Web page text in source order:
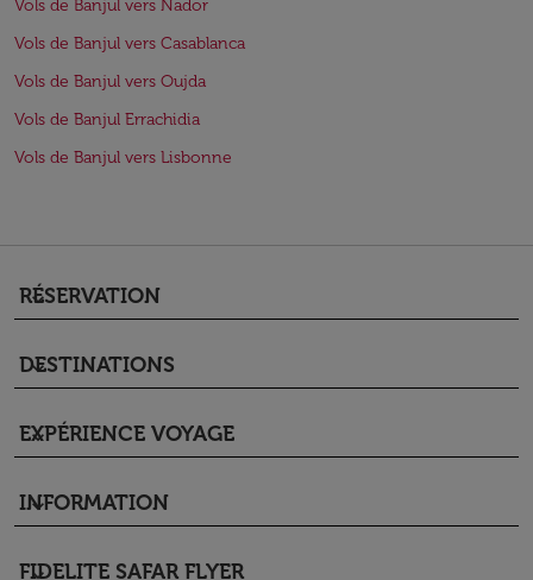
Vols de Banjul vers Nador
Vols de Banjul vers Casablanca
Vols de Banjul vers Oujda
Vols de Banjul Errachidia
Vols de Banjul vers Lisbonne
RÉSERVATION
keyboard_arrow_down
DESTINATIONS
keyboard_arrow_down
EXPÉRIENCE VOYAGE
keyboard_arrow_down
INFORMATION
keyboard_arrow_down
FIDELITE SAFAR FLYER
keyboard_arrow_down